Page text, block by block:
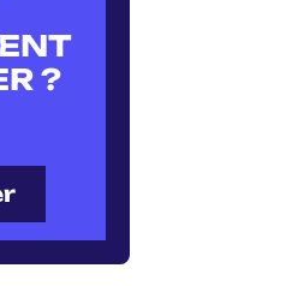
?